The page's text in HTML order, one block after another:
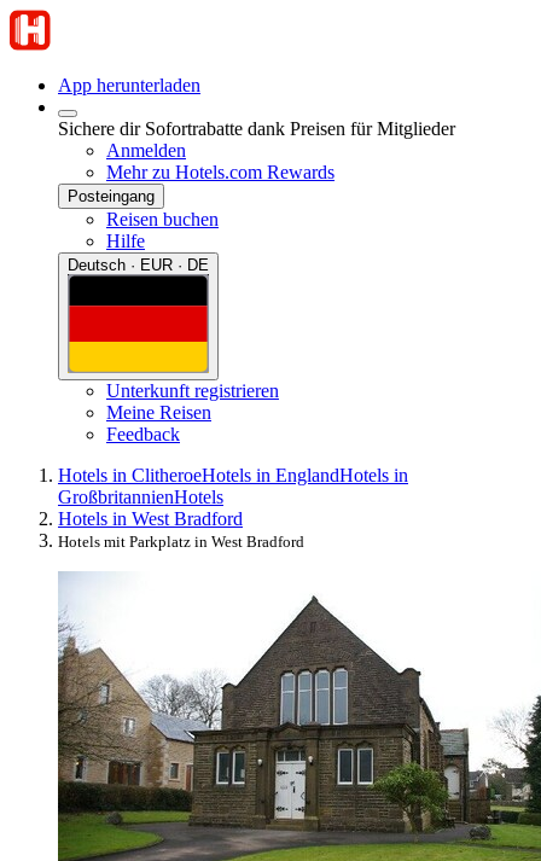
App herunterladen
Sichere dir Sofortrabatte dank Preisen für Mitglieder
Anmelden
Mehr zu Hotels.com Rewards
Posteingang
Reisen buchen
Hilfe
Deutsch · EUR · DE
Unterkunft registrieren
Meine Reisen
Feedback
Hotels in ClitheroeHotels in EnglandHotels in
GroßbritannienHotels
Hotels in West Bradford
Hotels mit Parkplatz in West Bradford